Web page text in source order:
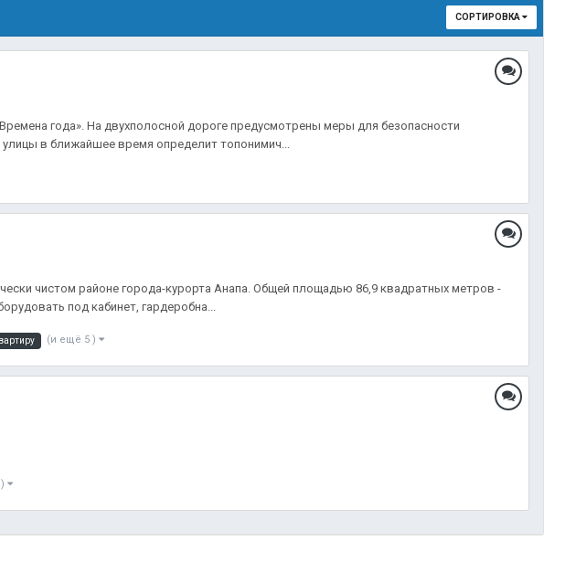
СОРТИРОВКА
года». На двухполосной дороге предусмотрены меры для безопасности
в ближайшее время определит топонимич...
чистом районе города-курорта Анапа. Общей площадью 86,9 квадратных метров -
под кабинет, гардеробна...
(и ещё 5 )